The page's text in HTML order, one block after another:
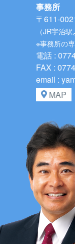
事務所
〒611-
（JR宇治
※事務所の
電話 :
FAX :
email :
MAP